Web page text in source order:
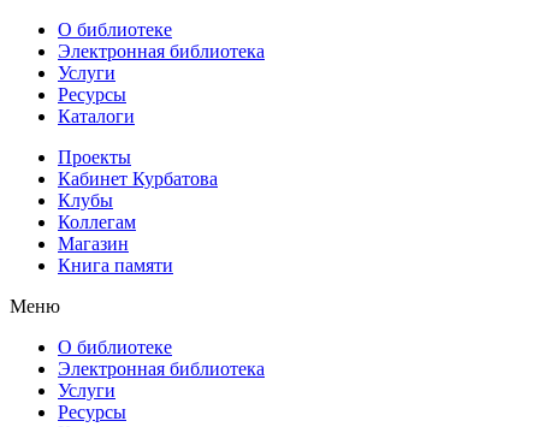
О библиотеке
Электронная библиотека
Услуги
Ресурсы
Каталоги
Проекты
Кабинет Курбатова
Клубы
Коллегам
Магазин
Книга памяти
Меню
О библиотеке
Электронная библиотека
Услуги
Ресурсы